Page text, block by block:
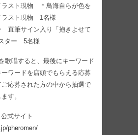
ラスト現物 ＊鳥海自らが色を
ラスト現物 1名様
直筆サイン入り「抱きよせて
ター 5名様
歌唱すると、最後にキーワード
ワードを店頭でもらえる応募
応募された方の中から抽選で
す。
式サイト
pheromen/